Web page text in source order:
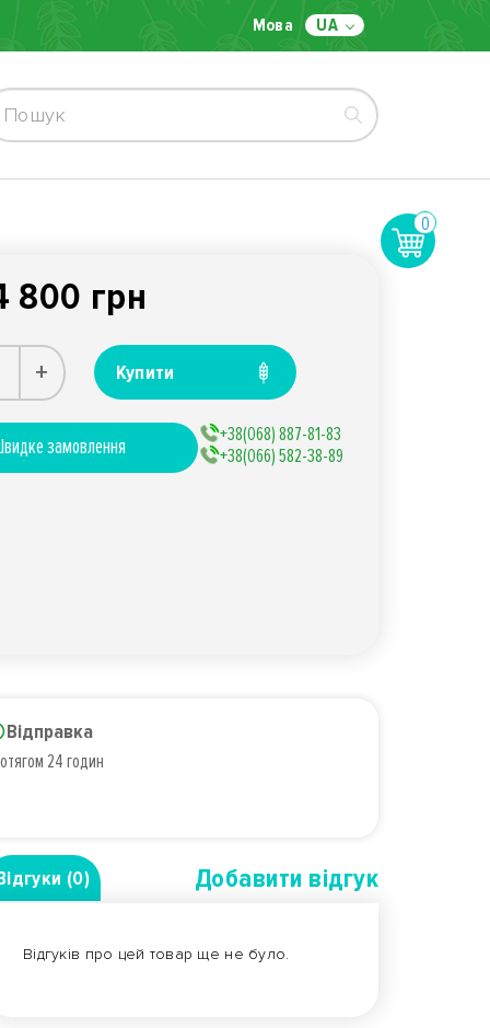
Мова UA
0
800 грн
+ Купити
замовлення
+38(068) 887-81-83
+38(066) 582-38-89
Відправка
24 годин
(0) Добавити вiдгук
Відгуків про цей товар ще не було.